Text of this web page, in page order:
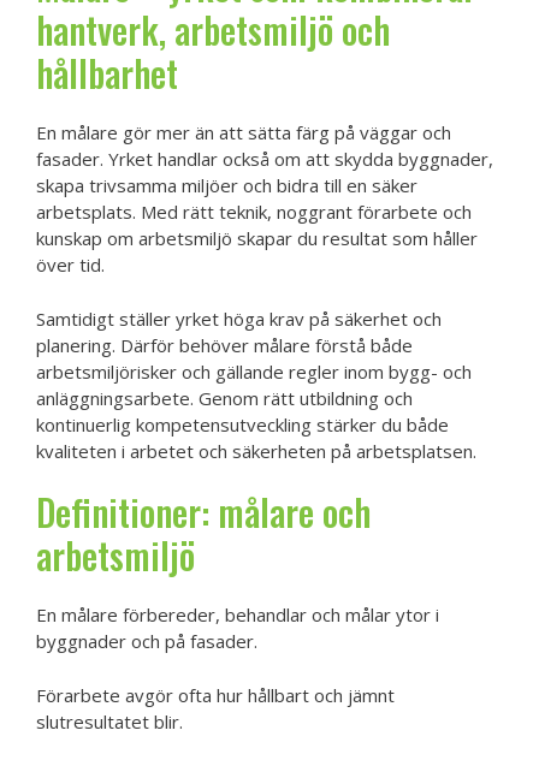
hantverk, arbetsmiljö och
hållbarhet
En målare gör mer än att sätta färg på väggar och
fasader. Yrket handlar också om att skydda byggnader,
skapa trivsamma miljöer och bidra till en säker
arbetsplats. Med rätt teknik, noggrant förarbete och
kunskap om arbetsmiljö skapar du resultat som håller
över tid.
Samtidigt ställer yrket höga krav på säkerhet och
planering. Därför behöver målare förstå både
arbetsmiljörisker och gällande regler inom bygg- och
anläggningsarbete. Genom rätt utbildning och
kontinuerlig kompetensutveckling stärker du både
kvaliteten i arbetet och säkerheten på arbetsplatsen.
Definitioner: målare och
arbetsmiljö
En målare förbereder, behandlar och målar ytor i
byggnader och på fasader.
Förarbete avgör ofta hur hållbart och jämnt
slutresultatet blir.